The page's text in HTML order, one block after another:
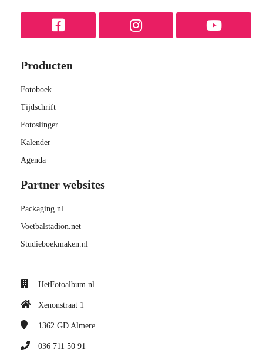
Producten
Fotoboek
Tijdschrift
Fotoslinger
Kalender
Agenda
Partner websites
Packaging.nl
Voetbalstadion.net
Studieboekmaken.nl
HetFotoalbum.nl
Xenonstraat 1
1362 GD Almere
036 711 50 91